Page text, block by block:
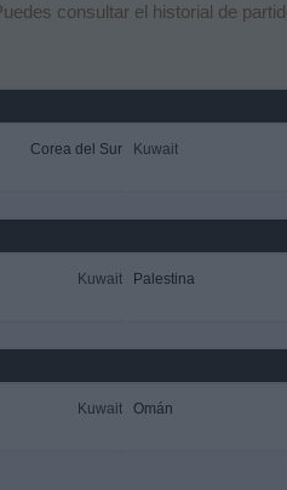
consultar el historial de
Corea del Sur Kuwait
Kuwait Palestina
Kuwait Omán